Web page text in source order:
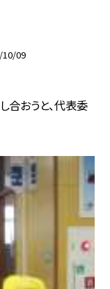
10/09
合おうと、代表委